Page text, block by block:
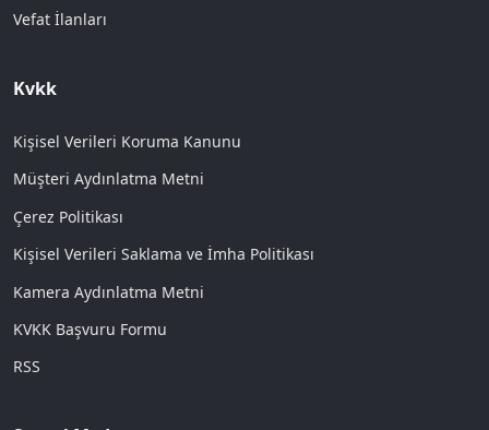
Vefat İlanları
Kvkk
Kişisel Verileri Koruma Kanunu
Müşteri Aydınlatma Metni
Çerez Politikası
Kişisel Verileri Saklama ve İmha Politikası
Kamera Aydınlatma Metni
KVKK Başvuru Formu
RSS